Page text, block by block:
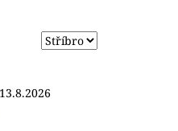
13.8.2026